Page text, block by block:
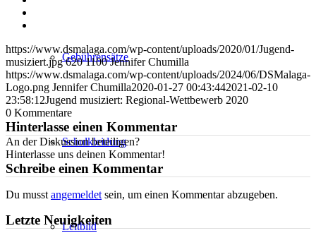
Gebührensätze
Schulkleidung
Leitbild
Mail
teilen
https://www.dsmalaga.com/wp-content/uploads/2020/01/Jugend-
musiziert.jpg 620 1100 Jennifer Chumilla
https://www.dsmalaga.com/wp-content/uploads/2024/06/DSMalaga-
Logo.png Jennifer Chumilla2020-01-27 00:43:442021-02-10
23:58:12Jugend musiziert: Regional-Wettbewerb 2020
0 Kommentare
Hinterlasse einen Kommentar
An der Diskussion beteiligen?
Hinterlasse uns deinen Kommentar!
Schreibe einen Kommentar
Du musst angemeldet sein, um einen Kommentar abzugeben.
Letzte Neuigkeiten